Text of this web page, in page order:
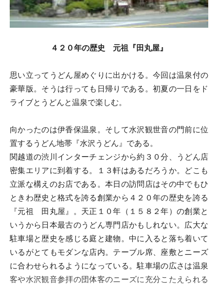
４２０年の歴史 元祖『田丸屋』
思い立ってうどん屋めぐりに出かける。今回は温泉付の
豪華版。そうは行っても日帰りである。初夏の一日をド
ライブとうどんと温泉で楽しむ。
向かったのは伊香保温泉。そして水沢観世音の門前に位
置するうどん地帯『水沢うどん』である。
関越道の渋川インターチェンジから約３０分、うどん店
密集エリアに到着する。１３軒はあるだろうか。どこも
立派な構えのお店である。本日の訪問店はその中でもひ
ときわ歴史と格式を誇る創業から４２０年の歴史を誇る
『元祖 田丸屋』。天正１０年（１５８２年）の創業と
いうから日本最古のうどん専門店かもしれない。広大な
駐車場と歴史を感じる庭と建物。中に入ると落ち着いて
いるがとてもモダンな店内。テーブル席、座敷とニーズ
に合わせられるようになっている。駐車場の広さは温泉
客や水沢観音参拝の団体客のニーズに充分こたえられる